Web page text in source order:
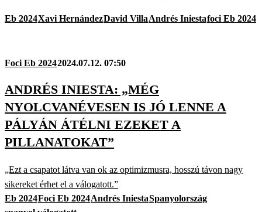
Eb 2024Xavi HernándezDavid VillaAndrés Iniestafoci Eb 2024
Foci Eb 20242024.07.12. 07:50
ANDRÉS INIESTA: „MÉG
NYOLCVANÉVESEN IS JÓ LENNE A
PÁLYÁN ÁTÉLNI EZEKET A
PILLANATOKAT”
„Ezt a csapatot látva van ok az optimizmusra, hosszú távon nagy
sikereket érhet el a válogatott.”
Eb 2024Foci Eb 2024Andrés IniestaSpanyolország